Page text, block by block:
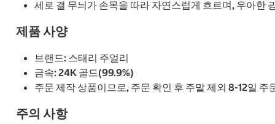
세로 결 무늬가 손목을 따라 자연스럽게 흐르며, 우아한
제품 사양
브랜드: 스태리 주얼리
금속: 24K 골드(99.9%)
주문 제작 상품이므로, 주문 확인 후 주말 제외 8-12일 주
주의 사항